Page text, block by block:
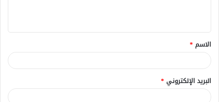
ق
*
الاسم *
البريد الإلكتروني *